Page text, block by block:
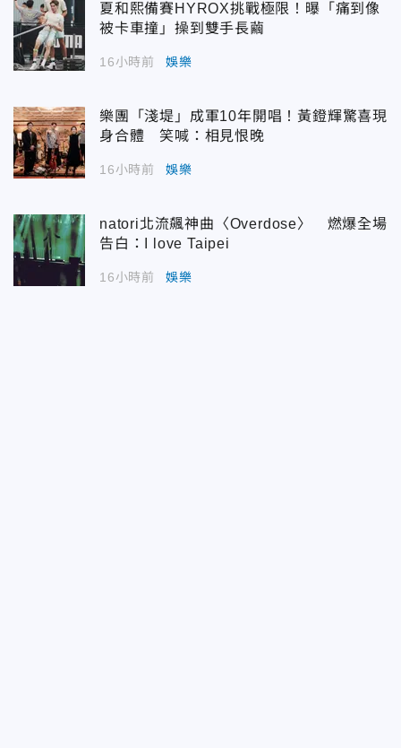
夏和熙備賽HYROX挑戰極限！曝「痛到像
被卡車撞」操到雙手長繭
16小時前 娛樂
樂團「淺堤」成軍10年開唱！黃鐙輝驚喜現
身合體 笑喊：相見恨晚
16小時前 娛樂
natori北流飆神曲〈Overdose〉 燃爆全場
告白：I love Taipei
16小時前 娛樂